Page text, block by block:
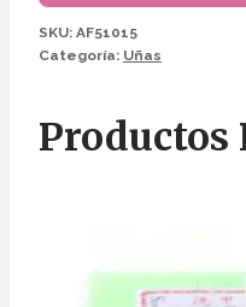
DE
GATOS
SKU: AF51015
Categoría: Uñas
Productos